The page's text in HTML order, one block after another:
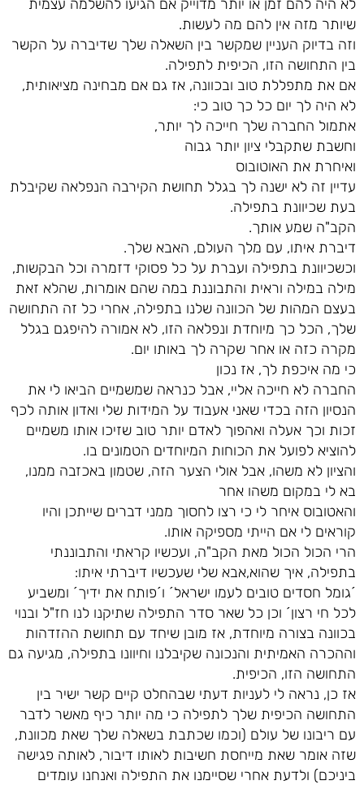
לא היה להם זמן או יותר מדוייק אם הגיעו להשלמה עצמית
שיותר מזה אין להם מה לעשות.
וזה בדיוק העניין שמקשר בין השאלה שלך שדיברה על הקשר
בין התחושה הזו, הכיפית לתפילה.
אם את מתפללת טוב ובכוונה, אז גם אם מבחינה מציאותית,
לא היה לך יום כל כך טוב כי:
אתמול החברה שלך חייכה לך יותר,
וחשבת שתקבלי ציון יותר גבוה
ואיחרת את האוטובוס
עדיין זה לא ישנה לך בגלל תחושת הקירבה הנפלאה שקיבלת
בעת שכיוונת בתפילה.
הקב"ה שמע אותך.
דיברת איתו, עם מלך העולם, האבא שלך.
וכשכיוונת בתפילה ועברת על כל פסוקי דזמרה וכל הבקשות,
מילה במילה וראית והתבוננת במה שהם אומרות, שהלא זאת
בעצם המהות של הכוונה שלנו בתפילה, אחרי כל זה התחושה
שלך, הכל כך מיוחדת ונפלאה הזו, לא אמורה להיפגם בגלל
מקרה כזה או אחר שקרה לך באותו יום.
כי מה איכפת לך, אז נכון
החברה לא חייכה אליי, אבל כנראה שמשמיים הביאו לי את
הנסיון הזה בכדי שאני אעבוד על המידות שלי ואדון אותה לכף
זכות וכך אעלה ואהפוך לאדם יותר טוב שזיכו אותו משמיים
להוציא לפועל את הכוחות המיוחדים הטמונים בו.
והציון לא משהו, אבל אולי הצער הזה, שטמון באכזבה ממנו,
בא לי במקום משהו אחר
והאטובוס איחר לי כי רצו לחסוך ממני דברים שייתכן והיו
קוראים לי אם הייתי מספיקה אותו.
הרי הכול הכול מאת הקב"ה, ועכשיו קראתי והתבוננתי
בתפילה, איך שהוא,אבא שלי שעכשיו דיברתי איתו:
´גומל חסדים טובים לעמו ישראל´ ו´פותח את ידיך´ ומשביע
לכל חי רצון´ וכן כל שאר סדר התפילה שתיקנו לנו חז"ל ובנוי
בכוונה בצורה מיוחדת, אז מובן שיחד עם תחושת ההזדהות
וההכרה האמיתית והנכונה שקיבלנו וחיוונו בתפילה, מגיעה גם
התחושה הזו, הכיפית.
אז כן, נראה לי לעניות דעתי שבהחלט קיים קשר ישיר בין
התחושה הכיפית שלך לתפילה כי מה יותר כיף מאשר לדבר
עם ריבונו של עולם (וכמו שכתבת בשאלה שלך שאת מכוונת,
שזה אומר שאת מייחסת חשיבות לאותו דיבור, לאותה פגישה
ביניכם) ולדעת אחרי שסיימנו את התפילה ואנחנו עומדים